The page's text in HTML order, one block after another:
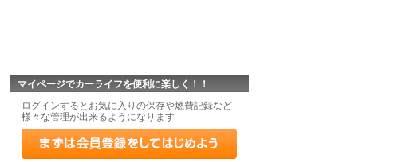
マイページでカーライフを便利に楽しく！！
ログインするとお気に入りの保存や燃費記録など
様々な管理が出来るようになります